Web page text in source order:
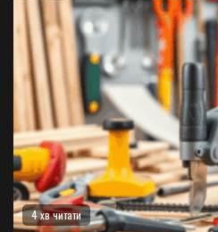
4 хв читати